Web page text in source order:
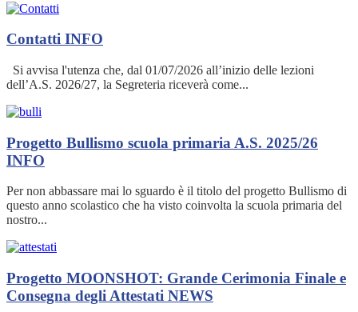
Contatti INFO
Si avvisa l'utenza che, dal 01/07/2026 all’inizio delle lezioni
dell’A.S. 2026/27, la Segreteria riceverà come...
Progetto Bullismo scuola primaria A.S. 2025/26
INFO
Per non abbassare mai lo sguardo è il titolo del progetto Bullismo di
questo anno scolastico che ha visto coinvolta la scuola primaria del
nostro...
Progetto MOONSHOT: Grande Cerimonia Finale e
Consegna degli Attestati NEWS